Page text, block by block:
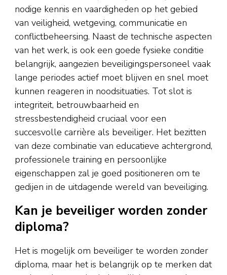
nodige kennis en vaardigheden op het gebied
van veiligheid, wetgeving, communicatie en
conflictbeheersing. Naast de technische aspecten
van het werk, is ook een goede fysieke conditie
belangrijk, aangezien beveiligingspersoneel vaak
lange periodes actief moet blijven en snel moet
kunnen reageren in noodsituaties. Tot slot is
integriteit, betrouwbaarheid en
stressbestendigheid cruciaal voor een
succesvolle carrière als beveiliger. Het bezitten
van deze combinatie van educatieve achtergrond,
professionele training en persoonlijke
eigenschappen zal je goed positioneren om te
gedijen in de uitdagende wereld van beveiliging.
Kan je beveiliger worden zonder
diploma?
Het is mogelijk om beveiliger te worden zonder
diploma, maar het is belangrijk op te merken dat